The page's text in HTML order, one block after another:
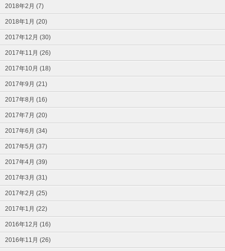
2018年2月 (7)
2018年1月 (20)
2017年12月 (30)
2017年11月 (26)
2017年10月 (18)
2017年9月 (21)
2017年8月 (16)
2017年7月 (20)
2017年6月 (34)
2017年5月 (37)
2017年4月 (39)
2017年3月 (31)
2017年2月 (25)
2017年1月 (22)
2016年12月 (16)
2016年11月 (26)